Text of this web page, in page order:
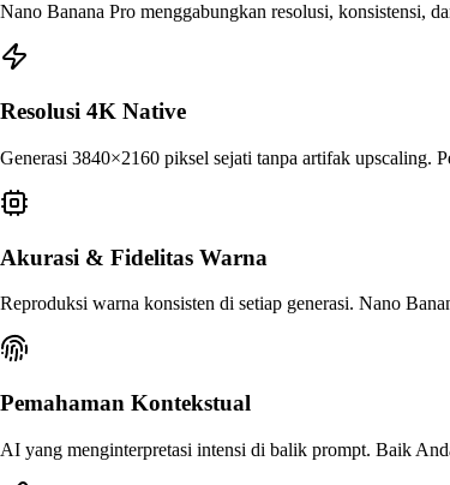
Nano Banana Pro menggabungkan resolusi, konsistensi,
Resolusi 4K Native
Generasi 3840×2160 piksel sejati tanpa artifak upscaling.
Akurasi & Fidelitas Warna
Reproduksi warna konsisten di setiap generasi. Nano
Pemahaman Kontekstual
AI yang menginterpretasi intensi di balik prompt. Baik